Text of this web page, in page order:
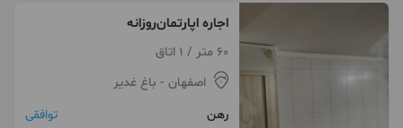
اجاره اپارتمان‌روزانه
60 متر / 1 اتاق
اصفهان - باغ غدیر
رهن
توافقی